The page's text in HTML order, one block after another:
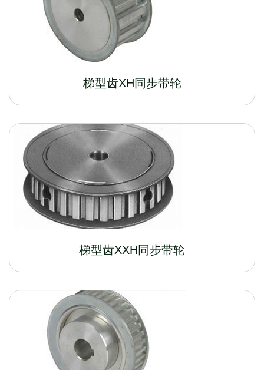
梯型齿XH同步带轮
梯型齿XXH同步带轮